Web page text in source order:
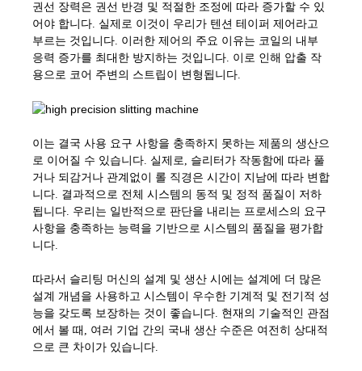
권선 장력은 권선 반경 및 적절한 조정에 따라 증가할 수 있
어야 합니다. 실제로 이것이 우리가 텐션 테이퍼 제어라고
부르는 것입니다. 이러한 제어의 주요 이유는 코일의 내부
응력 증가를 최대한 방지하는 것입니다. 이로 인해 압출 작
용으로 코어 주변의 스트립이 변형됩니다.
이는 결국 사용 요구 사항을 충족하지 못하는 제품의 생산으
로 이어질 수 있습니다. 실제로, 슬리터가 작동함에 따라 풀
거나 되감거나 관계없이 롤 직경은 시간이 지남에 따라 변합
니다. 결과적으로 전체 시스템의 동적 및 정적 품질이 저하
됩니다. 우리는 일반적으로 판단을 내리는 프로세스의 요구
사항을 충족하는 능력을 기반으로 시스템의 품질을 평가합
니다.
따라서 슬리팅 머신의 설계 및 생산 시에는 설계에 더 많은
설계 개념을 사용하고 시스템이 우수한 기계적 및 전기적 성
능을 갖도록 보장하는 것이 좋습니다. 현재의 기술적인 관점
에서 볼 때, 여러 기업 간의 국내 생산 수준은 여전히 ​​상대적
으로 큰 차이가 있습니다.